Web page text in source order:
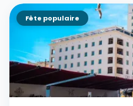
Fête populaire